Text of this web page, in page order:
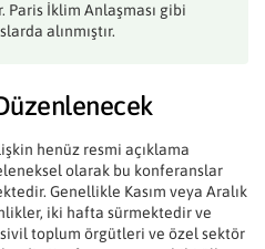
Paris İklim Anlaşması gibi
alınmıştır.
henüz resmi açıklama
olarak bu konferanslar
Genellikle Kasım veya Aralık
iki hafta sürmektedir ve
toplum örgütleri ve özel sektör